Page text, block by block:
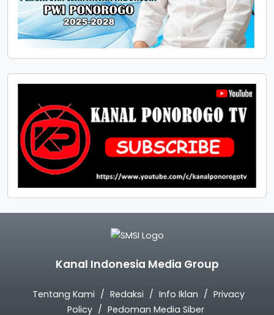
Kanal Indonesia Media Group
Tentang Kami Redaksi Info Iklan
Privacy
Policy
Pedoman Media Siber